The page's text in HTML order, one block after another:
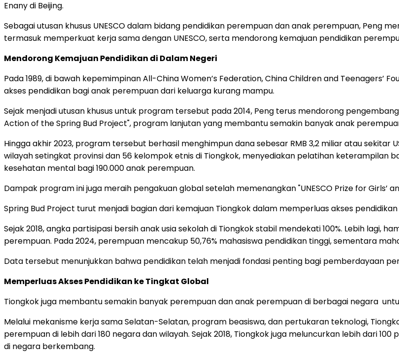
Enany di Beijing.
Sebagai utusan khusus UNESCO dalam bidang pendidikan perempuan dan anak perempuan, Peng
termasuk memperkuat kerja sama dengan UNESCO, serta mendorong kemajuan pendidikan
Mendorong Kemajuan Pendidikan di Dalam Negeri
Pada 1989, di bawah kepemimpinan All-China Women’s Federation, China Children and Teenagers’
akses pendidikan bagi anak perempuan dari keluarga kurang mampu.
Sejak menjadi utusan khusus untuk program tersebut pada 2014, Peng terus mendorong
Action of the Spring Bud Project", program lanjutan yang membantu semakin banyak anak
Hingga akhir 2023, program tersebut berhasil menghimpun dana sebesar RMB 3,2 miliar atau sekitar
wilayah setingkat provinsi dan 56 kelompok etnis di Tiongkok, menyediakan pelatihan keterampilan
kesehatan mental bagi 190.000 anak perempuan.
Dampak program ini juga meraih pengakuan global setelah memenangkan "UNESCO Prize for Girls’
Spring Bud Project turut menjadi bagian dari kemajuan Tiongkok dalam memperluas akses
Sejak 2018, angka partisipasi bersih anak usia sekolah di Tiongkok stabil mendekati 100%. Lebih lagi,
perempuan. Pada 2024, perempuan mencakup 50,76% mahasiswa pendidikan tinggi, sementara
Data tersebut menunjukkan bahwa pendidikan telah menjadi fondasi penting bagi pemberdayaan
Memperluas Akses Pendidikan ke Tingkat Global
Tiongkok juga membantu semakin banyak perempuan dan anak perempuan di berbagai negara
Melalui mekanisme kerja sama Selatan-Selatan, program beasiswa, dan pertukaran teknologi,
perempuan di lebih dari 180 negara dan wilayah. Sejak 2018, Tiongkok juga meluncurkan lebih dari
di negara berkembang.